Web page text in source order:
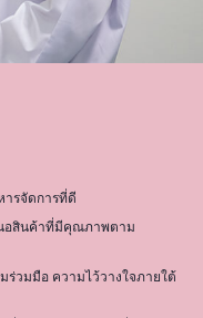
ารจัดการที่ดี
อสินค้าที่มีคุณภาพตาม
วมมือ ความไว้วางใจภายใต้